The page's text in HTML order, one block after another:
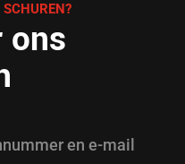
ons
en e-mail